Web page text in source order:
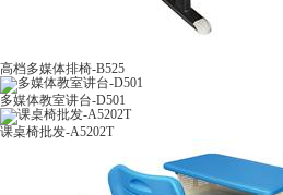
高档多媒体排椅-B525
多媒体教室讲台-D501
课桌椅批发-A5202T